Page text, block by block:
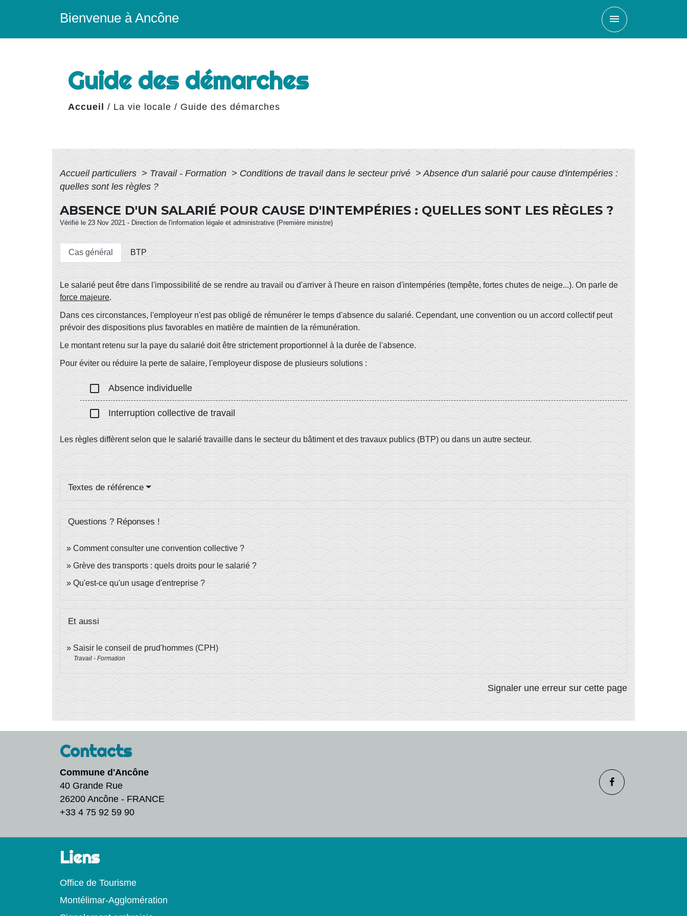
Bienvenue à Ancône menu
Guide des démarches
Accueil / La vie locale / Guide des démarches
Accueil particuliers > Travail - Formation > Conditions de travail dans le secteur privé > Absence d'un salarié pour cause d'intempéries :
quelles sont les règles ?
ABSENCE D'UN SALARIÉ POUR CAUSE D'INTEMPÉRIES : QUELLES SONT LES RÈGLES ?
Vérifié le 23 Nov 2021 - Direction de l'information légale et administrative (Première ministre)
Cas général BTP
Le salarié peut être dans l'impossibilité de se rendre au travail ou d'arriver à l'heure en raison d'intempéries (tempête, fortes chutes de neige...). On parle de
force majeure.
Dans ces circonstances, l'employeur n'est pas obligé de rémunérer le temps d'absence du salarié. Cependant, une convention ou un accord collectif peut
prévoir des dispositions plus favorables en matière de maintien de la rémunération.
Le montant retenu sur la paye du salarié doit être strictement proportionnel à la durée de l'absence.
Pour éviter ou réduire la perte de salaire, l'employeur dispose de plusieurs solutions :
check_box_outline_blank Absence individuelle
check_box_outline_blank Interruption collective de travail
Les règles diffèrent selon que le salarié travaille dans le secteur du bâtiment et des travaux publics (BTP) ou dans un autre secteur.
Textes de référence
Questions ? Réponses !
Comment consulter une convention collective ?
Grève des transports : quels droits pour le salarié ?
Qu'est-ce qu'un usage d'entreprise ?
Et aussi
Saisir le conseil de prud'hommes (CPH)
Travail - Formation
Signaler une erreur sur cette page
Contacts
Commune d'Ancône
40 Grande Rue
26200 Ancône - FRANCE
+33 4 75 92 59 90
Liens
Office de Tourisme
Montélimar-Agglomération